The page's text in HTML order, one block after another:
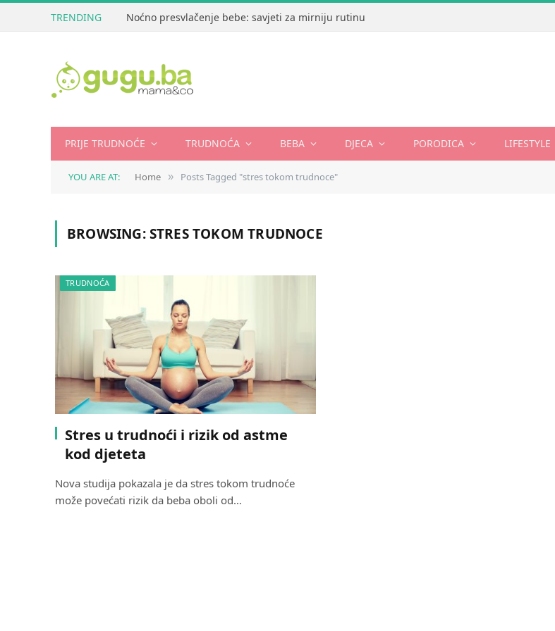
TRENDING Noćno presvlačenje bebe: savjeti za mirniju rutinu
PRIJE TRUDNOĆE TRUDNOĆA BEBA DJECA PORODICA LIFESTYLE
YOU ARE AT: Home » Posts Tagged "stres tokom trudnoce"
BROWSING:STRES TOKOM TRUDNOCE
TRUDNOĆA
Stres u trudnoći i rizik od astme
kod djeteta
Nova studija pokazala je da stres tokom trudnoće
može povećati rizik da beba oboli od…